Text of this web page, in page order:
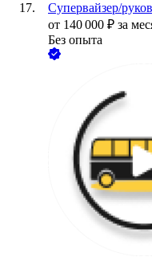
Супервайзер/
от 140 000 ₽ за
Без опыта